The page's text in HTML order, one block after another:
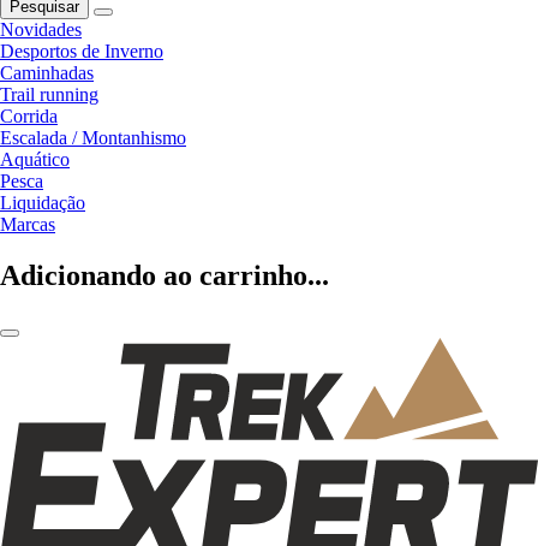
Pesquisar
Novidades
Desportos de Inverno
Caminhadas
Trail running
Corrida
Escalada / Montanhismo
Aquático
Pesca
Liquidação
Marcas
Adicionando ao carrinho...